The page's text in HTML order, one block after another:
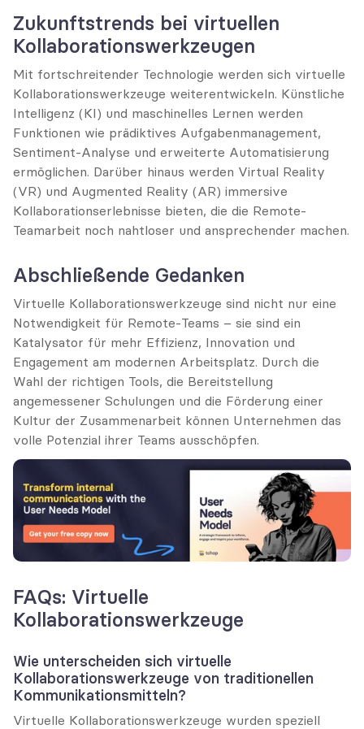
Zukunftstrends bei virtuellen
Kollaborationswerkzeugen
Mit fortschreitender Technologie werden sich virtuelle
Kollaborationswerkzeuge weiterentwickeln. Künstliche
Intelligenz (KI) und maschinelles Lernen werden
Funktionen wie prädiktives Aufgabenmanagement,
Sentiment-Analyse und erweiterte Automatisierung
ermöglichen. Darüber hinaus werden Virtual Reality
(VR) und Augmented Reality (AR) immersive
Kollaborationserlebnisse bieten, die die Remote-
Teamarbeit noch nahtloser und ansprechender machen.
Abschließende Gedanken
Virtuelle Kollaborationswerkzeuge sind nicht nur eine
Notwendigkeit für Remote-Teams – sie sind ein
Katalysator für mehr Effizienz, Innovation und
Engagement am modernen Arbeitsplatz. Durch die
Wahl der richtigen Tools, die Bereitstellung
angemessener Schulungen und die Förderung einer
Kultur der Zusammenarbeit können Unternehmen das
volle Potenzial ihrer Teams ausschöpfen.
FAQs: Virtuelle
Kollaborationswerkzeuge
Wie unterscheiden sich virtuelle
Kollaborationswerkzeuge von traditionellen
Kommunikationsmitteln?
Virtuelle Kollaborationswerkzeuge wurden speziell